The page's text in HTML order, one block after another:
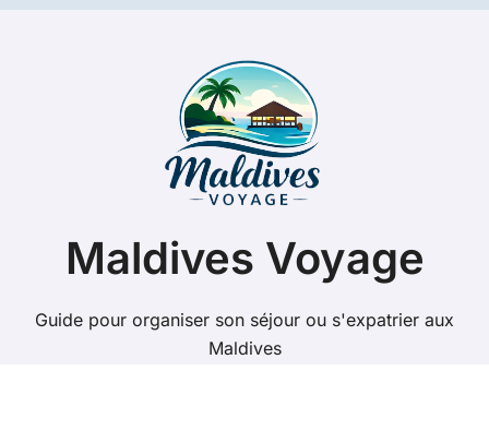
Maldives Voyage
Guide pour organiser son séjour ou s'expatrier aux
Maldives